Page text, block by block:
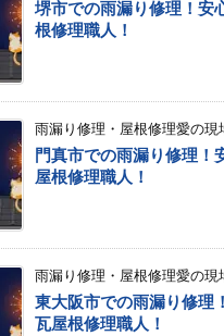
堺市での雨漏り修理！安
根修理職人！
雨漏り修理・屋根修理愛の現
門真市での雨漏り修理！
屋根修理職人！
雨漏り修理・屋根修理愛の現
東大阪市での雨漏り修理
瓦屋根修理職人！